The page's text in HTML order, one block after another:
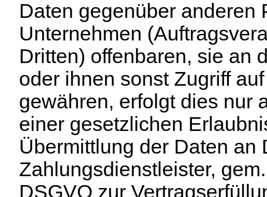
Daten gegenüber anderen
Unternehmen
Dritten) offenbaren, sie an
oder ihnen sonst Zugriff
gewähren, erfolgt dies nur
einer gesetzlichen
Übermittlung der Daten an
Zahlungsdienstleister,
DSGVO zur